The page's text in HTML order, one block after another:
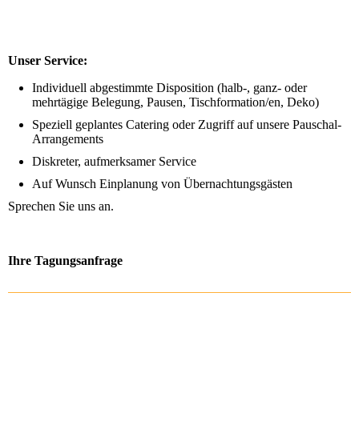
Unser Service:
Individuell abgestimmte Disposition (halb-, ganz- oder
mehrtägige Belegung, Pausen, Tischformation/en, Deko)
Speziell geplantes Catering oder Zugriff auf unsere Pauschal-
Arrangements
Diskreter, aufmerksamer Service
Auf Wunsch Einplanung von Übernachtungsgästen
Sprechen Sie uns an.
Ihre Tagungsanfrage